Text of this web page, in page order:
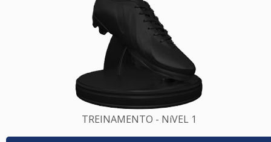
TREINAMENTO - NíVEL 1